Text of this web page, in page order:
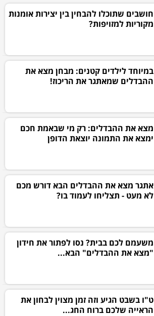
חושבים שתוכלו להבחין בין יצירות אומנות
מקוריות למזויפות?
במיוחד לילדים קטנים: מבחן מצא את
ההבדלים שמאתגר את הריכוז!
מצא את ההבדלים: רק מי שבאמת חכם
ימצא את התמונה יוצאת הדופן
אתגר מצא את ההבדלים הבא דורש מכם
לא מעט - תצליחו לעמוד בו?
משעמם לכם בבית? נסו לפתור את חידון
"מצא את ההבדלים" הבא...
ט"ו בשבט הגיע וזה זמן מצוין לבחון את
הראייה שלכם ברוח החג...